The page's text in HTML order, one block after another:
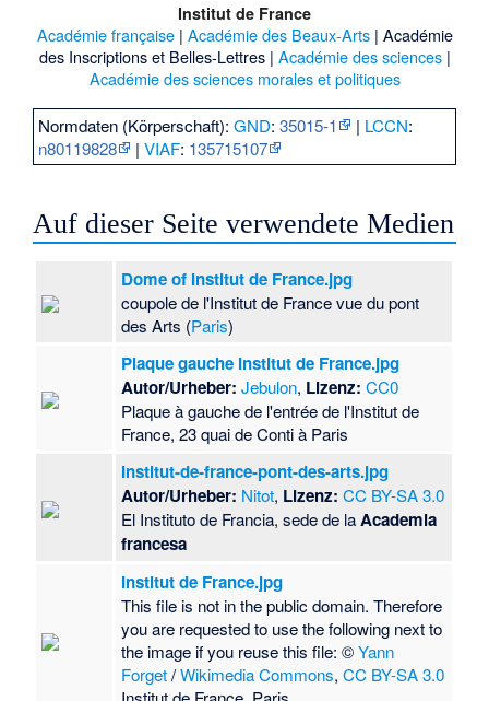
Institut de France
Académie française| Académie des Beaux-Arts| Académie
des Inscriptions et Belles-Lettres| Académie des sciences|
Académie des sciences morales et politiques
Normdaten (Körperschaft):GND:35015-1 | LCCN:
n80119828
|VIAF: 135715107
Auf dieser Seite verwendete Medien
Dome of Institut de France.jpg
coupole de l'Institut de France vue du pont
des Arts (Paris)
Plaque gauche Institut de France.jpg
Autor/Urheber: Jebulon, Lizenz: CC0
Plaque à gauche de l'entrée de l'Institut de
France, 23 quai de Conti à Paris
Institut-de-france-pont-des-arts.jpg
Autor/Urheber: Nitot, Lizenz: CC BY-SA 3.0
El Instituto de Francia, sede de laAcademia
francesa
Institut de France.jpg
This file is not in the public domain. Therefore
you are requested to use the following next to
the image if you reuse this file: ©Yann
Forget/Wikimedia Commons,CC BY-SA 3.0